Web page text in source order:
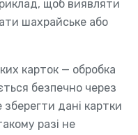
щоб виявляти
шахрайське або
карток — обробка
безпечно через
дані картки
разі не